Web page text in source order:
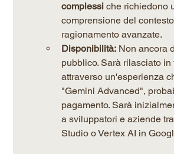
complessi che richiedono
comprensione del
ragionamento avanzate.
Disponibilità: Non ancora
pubblico. Sarà rilasciato in
attraverso un'esperienza
"Gemini Advanced",
pagamento. Sarà
a sviluppatori e aziende
Studio o Vertex AI in